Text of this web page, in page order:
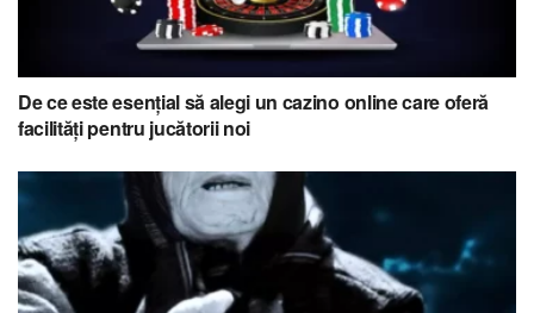
De ce este esențial să alegi un cazino online care oferă
facilități pentru jucătorii noi